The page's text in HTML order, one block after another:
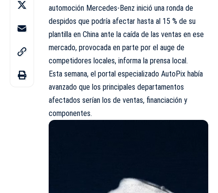
automoción Mercedes-Benz inició una ronda de
despidos que podría afectar hasta al 15 % de su
plantilla en China ante la caída de las ventas en ese
mercado, provocada en parte por el auge de
competidores locales, informa la prensa local.
Esta semana, el portal especializado AutoPix había
avanzado que los principales departamentos
afectados serían los de ventas, financiación y
componentes.